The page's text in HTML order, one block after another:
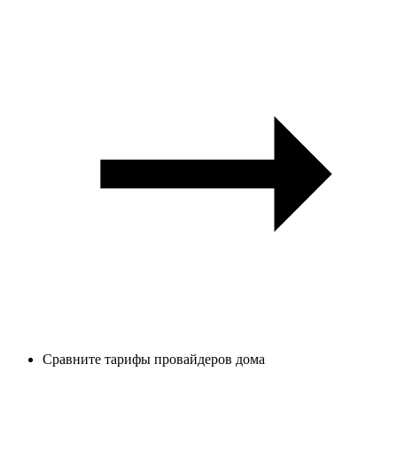
Сравните тарифы провайдеров дома